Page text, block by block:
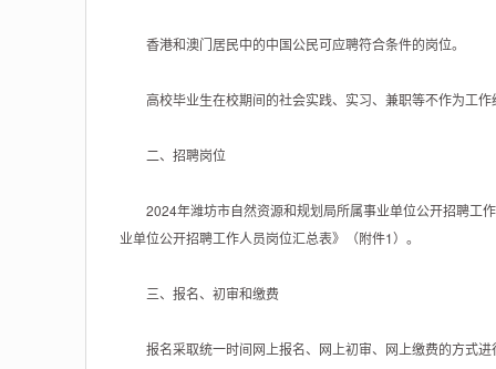
香港和澳门居民中的中国公民可应聘符合条件的岗位。
高校毕业生在校期间的社会实践、实习、兼职等不作为工作
二、招聘岗位
2024年潍坊市自然资源和规划局所属事业单位公开招聘工
业单位公开招聘工作人员岗位汇总表》（附件1）。
三、报名、初审和缴费
报名采取统一时间网上报名、网上初审、网上缴费的方式进